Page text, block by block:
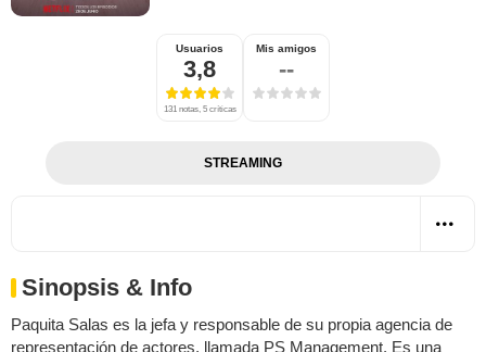
Usuarios
3,8
131 notas, 5 críticas
Mis amigos
--
STREAMING
Sinopsis & Info
Paquita Salas es la jefa y responsable de su propia agencia de
representación de actores, llamada PS Management. Es una